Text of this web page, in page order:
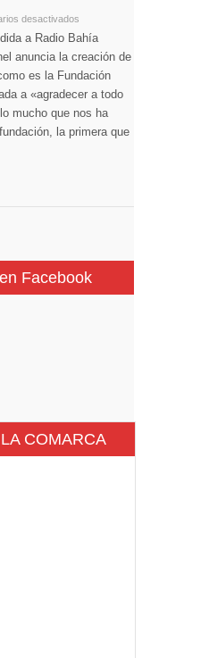
desactivados
a Radio Bahía
anuncia la creación de
es la Fundación
a «agradecer a todo
mucho que nos ha
la primera que
Facebook
COMARCA